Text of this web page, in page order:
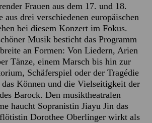
Frauen aus dem 17. und 18.
aus drei verschiedenen europäischen
bei diesem Konzert im Fokus.
Musik besticht das Programm
an Formen: Von Liedern, Arien
Tänze, einem Marsch bis hin zur
Schäferspiel oder der Tragédie
Können und die Vielseitigkeit der
Barock. Den musiktheatralen
haucht Sopranistin Jiayu Jin das
Dorothee Oberlinger wirkt als